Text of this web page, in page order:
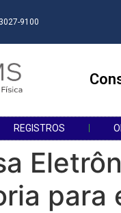
9100
REGISTROS
para